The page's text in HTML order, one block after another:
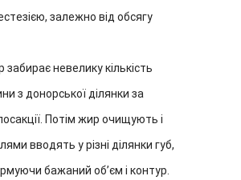
залежно від обсягу
забирає невелику кількість
з донорської ділянки за
Потім жир очищують і
вводять у різні ділянки губ,
бажаний об’єм і контур.